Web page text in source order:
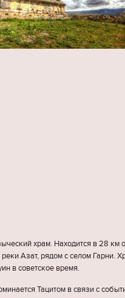
храм. Находится в 28 км
Азат, рядом с селом Гарни.
в советское время.
Тацитом в связи с